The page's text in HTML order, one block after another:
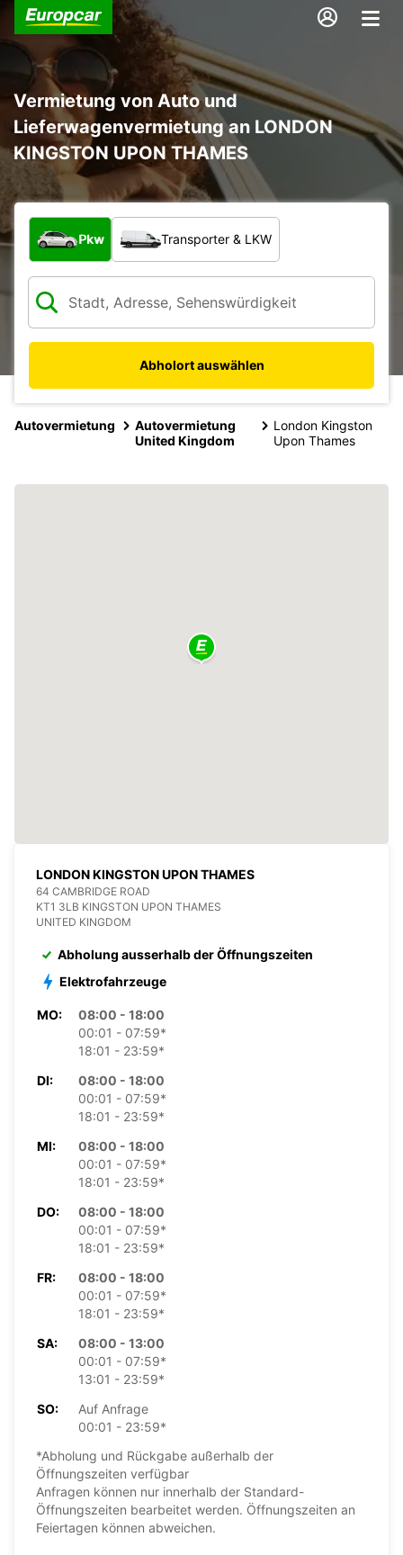
Vermietung von Auto und
Lieferwagenvermietung an LONDON
KINGSTON UPON THAMES
Welche Art von Fahrzeug?
Pkw Transporter & LKW
Abholort auswählen
Autovermietung
Autovermietung
United Kingdom
London Kingston
Upon Thames
LONDON KINGSTON UPON THAMES
64 CAMBRIDGE ROAD
KT1 3LB KINGSTON UPON THAMES
UNITED KINGDOM
Abholung ausserhalb der Öffnungszeiten
Elektrofahrzeuge
MO:
08:00 - 18:00
00:01 - 07:59*
18:01 - 23:59*
DI:
08:00 - 18:00
00:01 - 07:59*
18:01 - 23:59*
MI:
08:00 - 18:00
00:01 - 07:59*
18:01 - 23:59*
DO:
08:00 - 18:00
00:01 - 07:59*
18:01 - 23:59*
FR:
08:00 - 18:00
00:01 - 07:59*
18:01 - 23:59*
SA:
08:00 - 13:00
00:01 - 07:59*
13:01 - 23:59*
SO:
Auf Anfrage
00:01 - 23:59*
*Abholung und Rückgabe außerhalb der
Öffnungszeiten verfügbar
Anfragen können nur innerhalb der Standard-
Öffnungszeiten bearbeitet werden. Öffnungszeiten an
Feiertagen können abweichen.